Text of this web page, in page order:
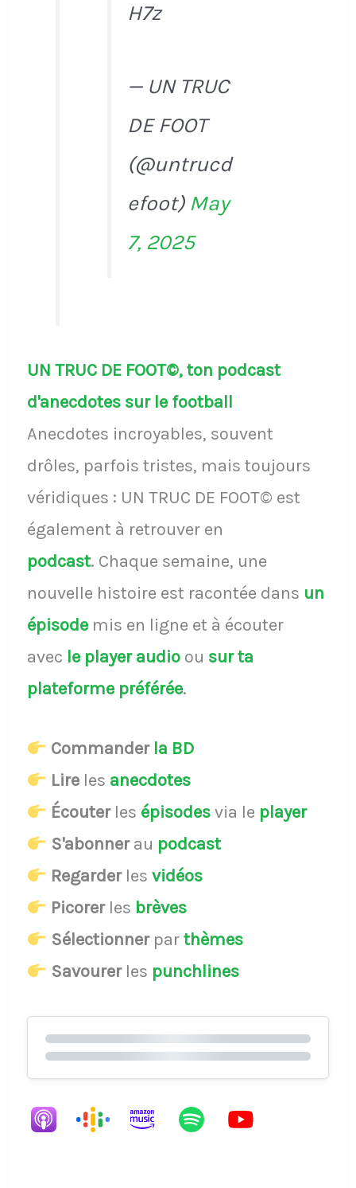
H7z
— UN TRUC
DE FOOT
(@untrucd
efoot) May
7, 2025
UN TRUC DE FOOT©, ton podcast
d'anecdotes sur le football
Anecdotes incroyables, souvent
drôles, parfois tristes, mais toujours
véridiques : UN TRUC DE FOOT© est
également à retrouver en
podcast. Chaque semaine, une
nouvelle histoire est racontée dans un
épisodemis en ligne et à écouter
avec le player audio ou sur ta
plateforme préférée.
Commander la BD
Lireles anecdotes
Écouterles épisodesvia le player
S'abonnerau podcast
Regarderles vidéos
Picorerles brèves
Sélectionnerparthèmes
Savourerles punchlines